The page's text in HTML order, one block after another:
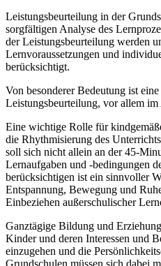
Leistungsbeurteilung in der
sorgfältigen Analyse des
der Leistungsbeurteilung werden
Lernvoraussetzungen und
berücksichtigt.
Von besonderer Bedeutung ist
Leistungsbeurteilung, vor allem
Eine wichtige Rolle für
die Rhythmisierung des
soll sich nicht allein an der 45-
Lernaufgaben und -bedingungen
berücksichtigen ist ein sinnvoller
Entspannung, Bewegung und
Einbeziehen außerschulischer
Ganztägige Bildung und
Kinder und deren Interessen und
einzugehen und die